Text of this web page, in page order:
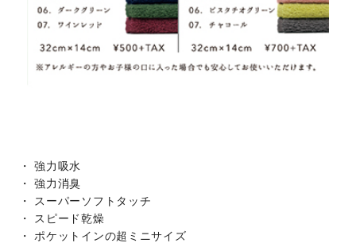
・ 強力吸水
・ 強力消臭
・ スーパーソフトタッチ
・ スピード乾燥
・ ポケットインの超ミニサイズ